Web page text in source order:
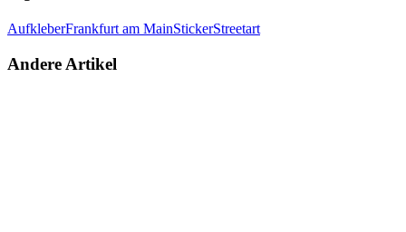
AufkleberFrankfurt am MainStickerStreetart
Andere Artikel